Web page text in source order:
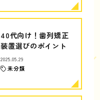
40代向け！歯列矯正
装置選びのポイント
2025.05.29
未分類